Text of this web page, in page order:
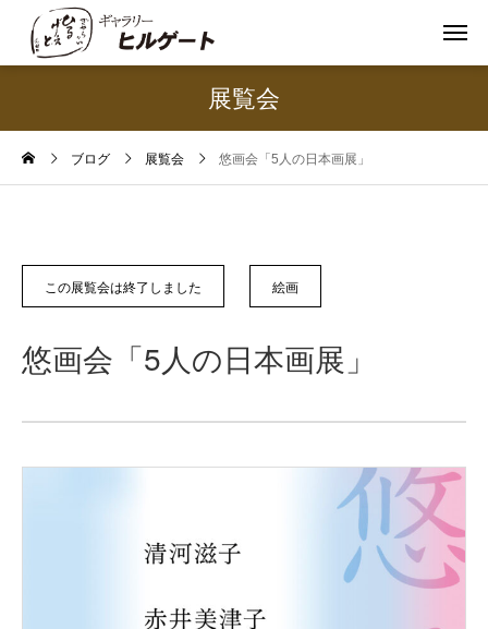
展覧会
ブログ 展覧会 悠画会「5人の日本画展」
この展覧会は終了しました 絵画
悠画会「5人の日本画展」